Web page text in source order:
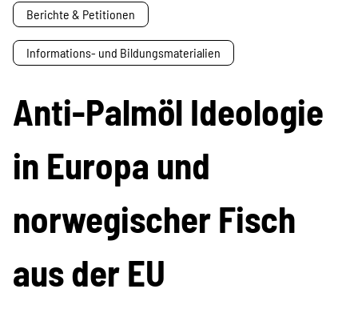
Veranstaltungen
Publikationen
Information & Analyse
Pressemitteilungen &
Berichte & Petitionen
Informations- und Bildungsmaterialien
Anti-Palmöl Ideologie
in Europa und
norwegischer Fisch
aus der EU